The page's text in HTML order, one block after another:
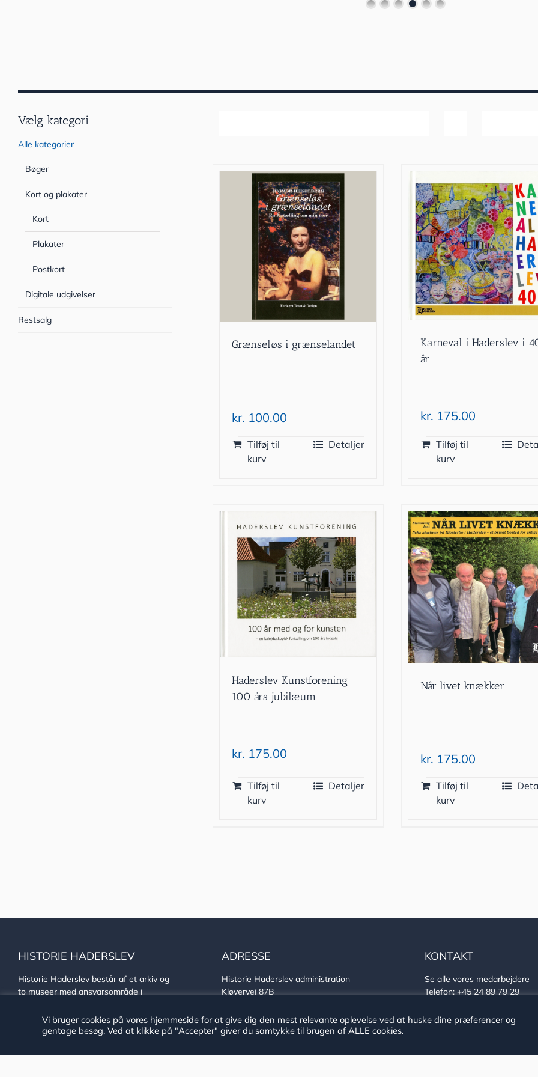
Grænseløs i grænselandet
kr. 100.00
Tilføj til
kurv
Detaljer
Karneval i Haderslev i
år
kr. 175.00
Tilføj til
kurv
Haderslev Kunstforening
100 års jubilæum
kr. 175.00
Tilføj til
kurv
Detaljer
Når livet knækker
kr. 175.00
Tilføj til
kurv
Vælg kategori
Alle kategorier
Bøger
Kort og plakater
Kort
Plakater
Postkort
Digitale udgivelser
Restsalg
HISTORIE HADERSLEV
Historie Haderslev består af et arkiv og
to museer med ansvarsområde i
Tilgængelighedserklæring
ADRESSE
Historie Haderslev administration
Kløvervej 87B
CVR: 29189757
EAN: 579 800 522 4037
KONTAKT
Se alle vores medarbejdere
Telefon: +45 24 89 79 29
Find os på Facebook
Vi bruger cookies på vores hjemmeside for at give dig den mest relevante oplevelse ved at huske dine præferencer og
gentage besøg. Ved at klikke på "Accepter" giver du samtykke til brugen af ALLE cookies.